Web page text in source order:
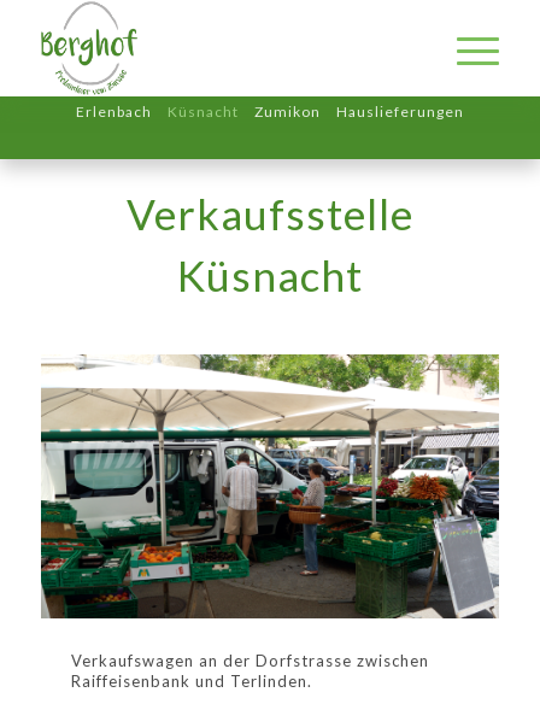
Erlenbach Küsnacht Zumikon Hauslieferungen
Verkaufsstelle
Küsnacht
Verkaufswagen an der Dorfstrasse zwischen
Raiffeisenbank und Terlinden.